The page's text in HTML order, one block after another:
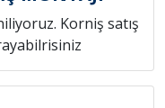
Korniş satış